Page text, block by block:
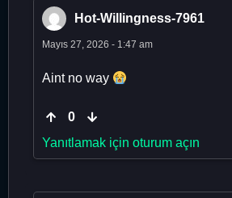
Hot-Willingness-7961
Mayıs 27, 2026 - 1:47 am
Aint no way
0
Yanıtlamak için oturum açın